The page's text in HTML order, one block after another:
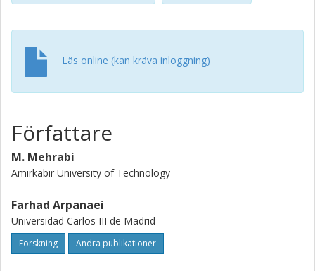
Läs online (kan kräva inloggning)
Författare
M. Mehrabi
Amirkabir University of Technology
Farhad Arpanaei
Universidad Carlos III de Madrid
Forskning Andra publikationer